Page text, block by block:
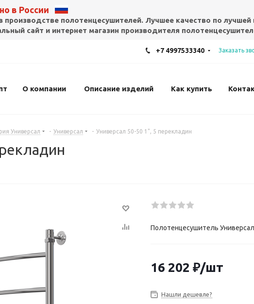
в России
производстве полотенцесушителей. Лучшее качество по лучшей
сайт и интернет магазин производителя
+7 4997533340 Заказать
О компании Описание изделий Как купить
Универсал - Универсал - Универсал 50-50 1", 5 перекладин
Полотенцесушитель
16 202 ₽/шт
Нашли дешевле?